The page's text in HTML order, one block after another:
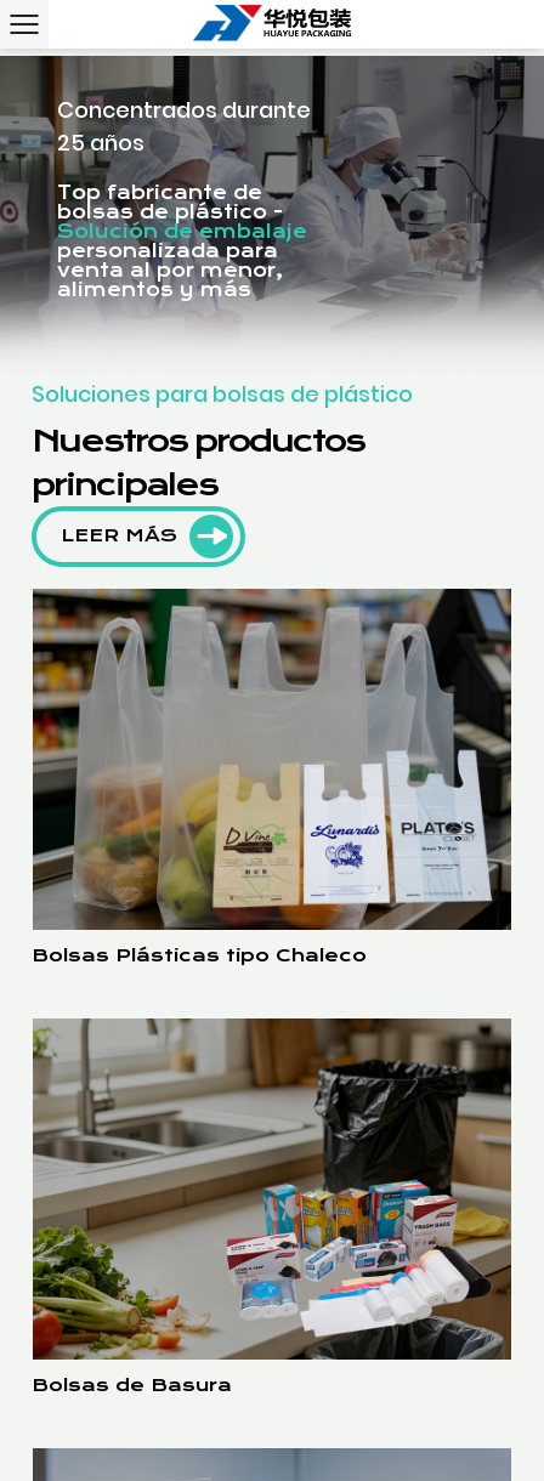
Concentrados durante
25 años
Top fabricante de
bolsas de plástico -
Solución de embalaje
personalizada para
venta al por menor,
alimentos y más
Soluciones para bolsas de plástico
Nuestros productos
principales
LEER MÁS
Bolsas Plásticas tipo Chaleco
Bolsas de Basura